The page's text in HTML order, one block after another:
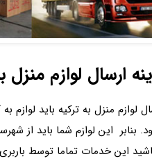
ارسال لوازم
لوازم منزل به ترکیه باید
بنابر این لوازم شما باید از
این خدمات تماما توسط